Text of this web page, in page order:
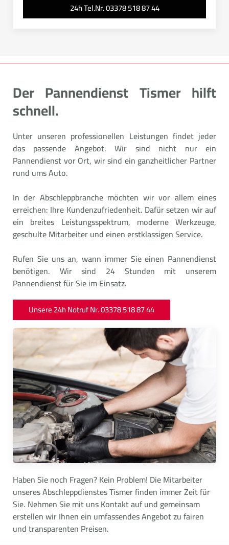
24h Tel.Nr. 03378 518 87 44
Der Pannendienst Tismer hilft
schnell.
Unter unseren professionellen Leistungen findet jeder
das passende Angebot. Wir sind nicht nur ein
Pannendienst vor Ort, wir sind ein ganzheitlicher Partner
rund ums Auto.
In der Abschleppbranche möchten wir vor allem eines
erreichen: Ihre Kundenzufriedenheit. Dafür setzen wir auf
ein breites Leistungsspektrum, moderne Werkzeuge,
geschulte Mitarbeiter und einen erstklassigen Service.
Rufen Sie uns an, wann immer Sie einen Pannendienst
benötigen. Wir sind 24 Stunden mit unserem
Pannendienst für Sie im Einsatz.
Unsere 24h Notruf Nr. 03378 518 87 44
Haben Sie noch Fragen? Kein Problem! Die Mitarbeiter
unseres Abschleppdienstes Tismer finden immer Zeit für
Sie. Nehmen Sie mit uns Kontakt auf und gemeinsam
erstellen wir Ihnen ein umfassendes Angebot zu fairen
und transparenten Preisen.